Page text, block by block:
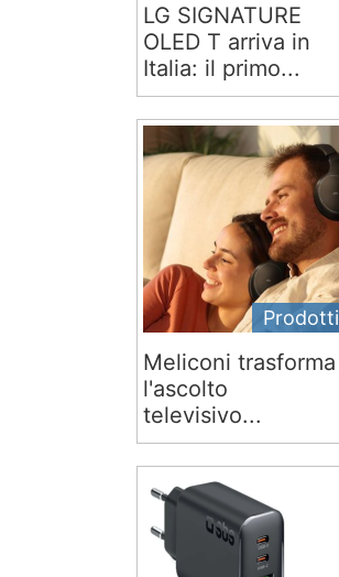
LG SIGNATURE
OLED T arriva in
Italia: il primo...
Prodotti
Meliconi trasforma
l'ascolto
televisivo...